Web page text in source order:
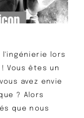
l'ingénierie lors
Vous êtes un
avez envie
? Alors
que nous